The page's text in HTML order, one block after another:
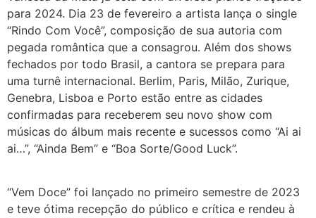
para 2024. Dia 23 de fevereiro a artista lança o single
“Rindo Com Você”, composição de sua autoria com
pegada romântica que a consagrou. Além dos shows
fechados por todo Brasil, a cantora se prepara para
uma turnê internacional. Berlim, Paris, Milão, Zurique,
Genebra, Lisboa e Porto estão entre as cidades
confirmadas para receberem seu novo show com
músicas do álbum mais recente e sucessos como “Ai ai
ai…”, “Ainda Bem” e “Boa Sorte/Good Luck”.
“Vem Doce” foi lançado no primeiro semestre de 2023
e teve ótima recepção do público e crítica e rendeu à